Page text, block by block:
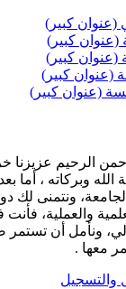
(عنوان كبير)
(عنوان كبير)
(عنوان كبير)
(عنوان كبير)
(عنوان كبير)
الرحيم عزيزنا
وبركاته ، أما
ونتمنى لك
والعملية،
ونأمل أن تستمر
معها .
والتسجيل